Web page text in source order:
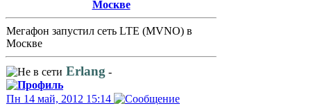
Москве
Мегафон запустил сеть LTE (MVNO) в
Москве
Erlang -
Пн 14 май, 2012 15:14